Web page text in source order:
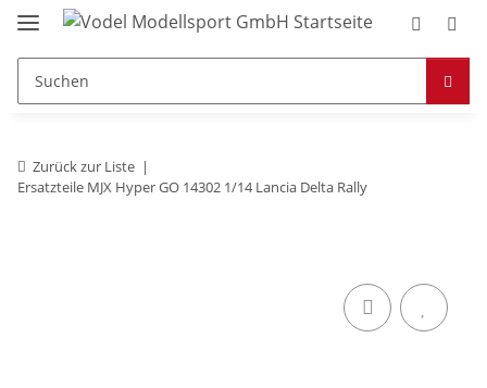
Zurück zur Liste
Ersatzteile MJX Hyper GO 14302 1/14 Lancia Delta Rally